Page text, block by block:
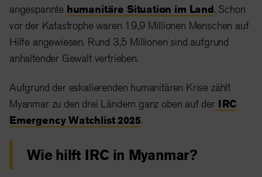
angespannte humanitäre Situation im Land. Schon
vor der Katastrophe waren 19,9 Millionen Menschen auf
Hilfe angewiesen. Rund 3,5 Millionen sind aufgrund
anhaltender Gewalt vertrieben.
Aufgrund der eskalierenden humanitären Krise zählt
Myanmar zu den drei Ländern ganz oben auf derIRC
Emergency Watchlist 2025.
Wie hilft IRC in Myanmar?